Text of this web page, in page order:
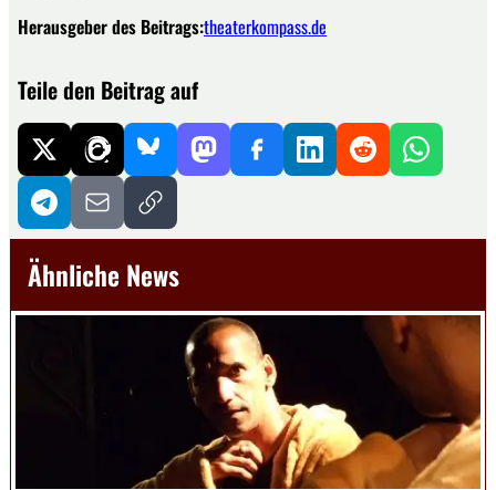
Herausgeber des Beitrags:theaterkompass.de
Teile den Beitrag auf
Ähnliche News